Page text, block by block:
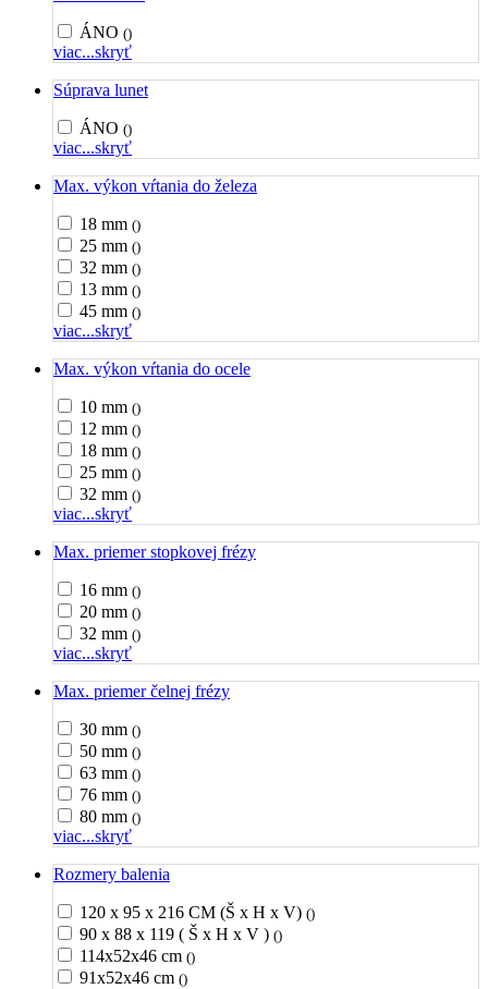
ÁNO ()
viac...skryť
Súprava lunet
ÁNO ()
viac...skryť
Max. výkon vŕtania do železa
18 mm ()
25 mm ()
32 mm ()
13 mm ()
45 mm ()
viac...skryť
Max. výkon vŕtania do ocele
10 mm ()
12 mm ()
18 mm ()
25 mm ()
32 mm ()
viac...skryť
Max. priemer stopkovej frézy
16 mm ()
20 mm ()
32 mm ()
viac...skryť
Max. priemer čelnej frézy
30 mm ()
50 mm ()
63 mm ()
76 mm ()
80 mm ()
viac...skryť
Rozmery balenia
120 x 95 x 216 CM (Š x H x V) ()
90 x 88 x 119 ( Š x H x V ) ()
114x52x46 cm ()
91x52x46 cm ()